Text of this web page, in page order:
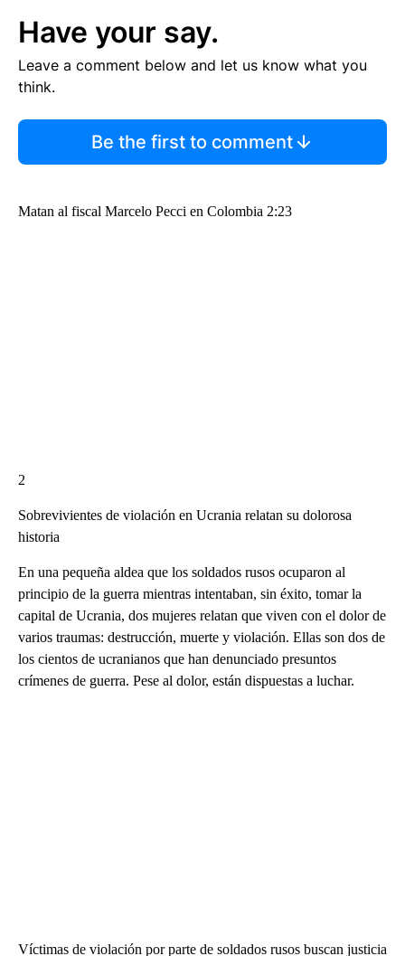
Have your say.
Leave a comment below and let us know what you
think.
Be the first to comment
Matan al fiscal Marcelo Pecci en Colombia 2:23
2
Sobrevivientes de violación en Ucrania relatan su dolorosa
historia
En una pequeña aldea que los soldados rusos ocuparon al
principio de la guerra mientras intentaban, sin éxito, tomar la
capital de Ucrania, dos mujeres relatan que viven con el dolor de
varios traumas: destrucción, muerte y violación. Ellas son dos de
los cientos de ucranianos que han denunciado presuntos
crímenes de guerra. Pese al dolor, están dispuestas a luchar.
Víctimas de violación por parte de soldados rusos buscan justicia